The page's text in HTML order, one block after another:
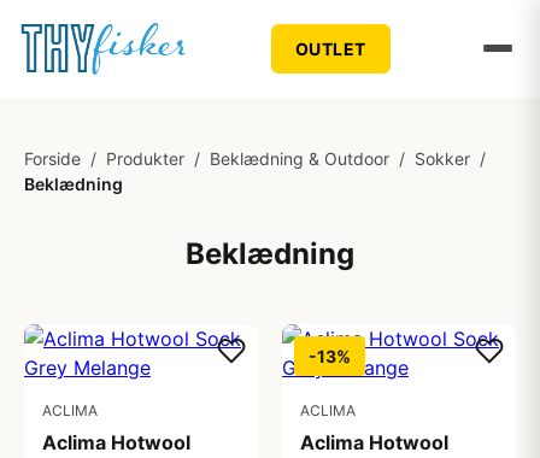
OUTLET
Forside / Produkter / Beklædning & Outdoor / Sokker /
Beklædning
Beklædning
ACLIMA
Aclima Hotwool
-13%
ACLIMA
Aclima Hotwool